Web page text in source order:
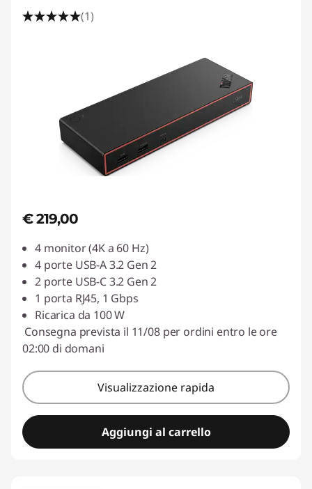
(1)
€ 219,00
4 monitor (4K a 60 Hz)
4 porte USB-A 3.2 Gen 2
2 porte USB-C 3.2 Gen 2
1 porta RJ45, 1 Gbps
Ricarica da 100 W
Consegna prevista il 11/08 per ordini entro le ore
02:00 di domani
Visualizzazione rapida
Aggiungi al carrello